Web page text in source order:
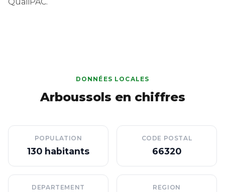
DONNÉES LOCALES
Arboussols en chiffres
POPULATION
130 habitants
CODE POSTAL
66320
DEPARTEMENT REGION